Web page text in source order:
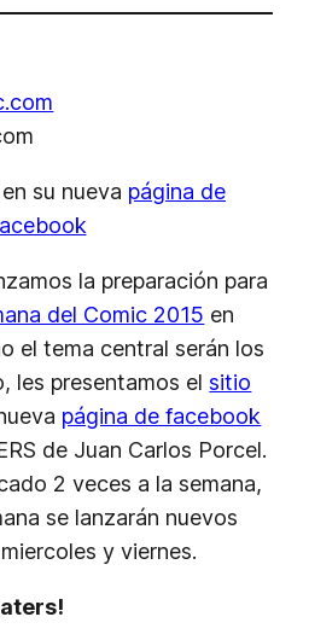
su nueva página de
la preparación para
del Comic 2015 en
el tema central serán los
les presentamos elsitio
página de facebook
de Juan Carlos Porcel.
2 veces a la semana,
se lanzarán nuevos
y viernes.